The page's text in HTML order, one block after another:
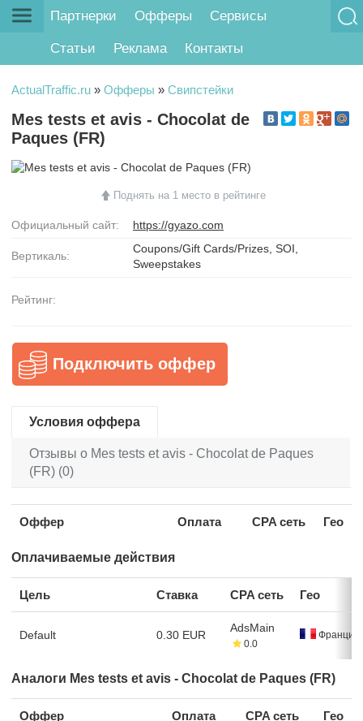
Партнерки Офферы Сервисы
Статьи Реклама Контакты
ActualTraffic.ru » Офферы » Свипстейки
Mes tests et avis - Chocolat de
Paques (FR)
Поднять на 1 место в рейтинге
Официальный сайт: https://gyazo.com
Вертикаль:
Coupons/Gift Cards/Prizes, SOI,
Sweepstakes
Рейтинг:
Подключить оффер
Условия оффера
Отзывы о Mes tests et avis - Chocolat de Paques
(FR) (0)
Оффер Оплата CPA сеть Гео
Оплачиваемые действия
Цель Ставка CPA сеть Гео
Default 0.30 EUR
AdsMain
0.0
Франция
Аналоги Mes tests et avis - Chocolat de Paques (FR)
Оффер Оплата CPA сеть Гео